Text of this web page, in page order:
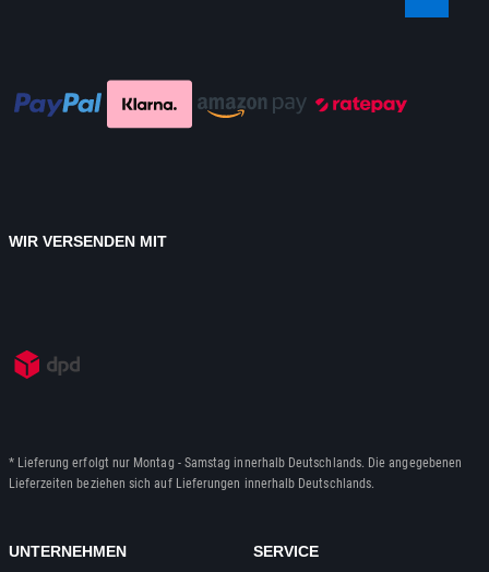
WIR VERSENDEN MIT
* Lieferung erfolgt nur Montag - Samstag innerhalb Deutschlands. Die angegebenen
Lieferzeiten beziehen sich auf Lieferungen innerhalb Deutschlands.
UNTERNEHMEN SERVICE